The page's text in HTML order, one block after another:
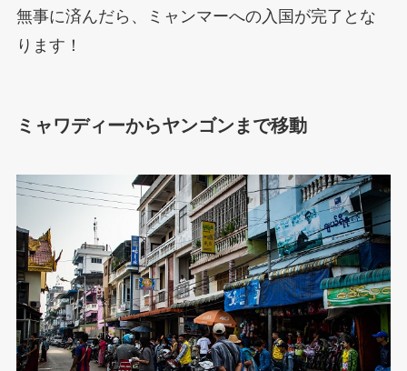
無事に済んだら、ミャンマーへの入国が完了とな
ります！
ミャワディーからヤンゴンまで移動